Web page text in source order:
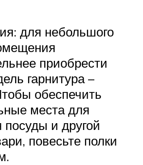
для небольшого
приобрести
гарнитура –
обеспечить
места для
и другой
повесьте полки